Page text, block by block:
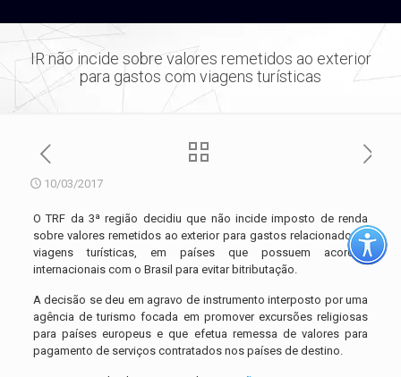
IR não incide sobre valores remetidos ao exterior
para gastos com viagens turísticas
10/03/2017
O TRF da 3ª região decidiu que não incide imposto de renda
sobre valores remetidos ao exterior para gastos relacionados a
viagens turísticas, em países que possuem acordos
internacionais com o Brasil para evitar bitributação.
A decisão se deu em agravo de instrumento interposto por uma
agência de turismo focada em promover excursões religiosas
para países europeus e que efetua remessa de valores para
pagamento de serviços contratados nos países de destino.